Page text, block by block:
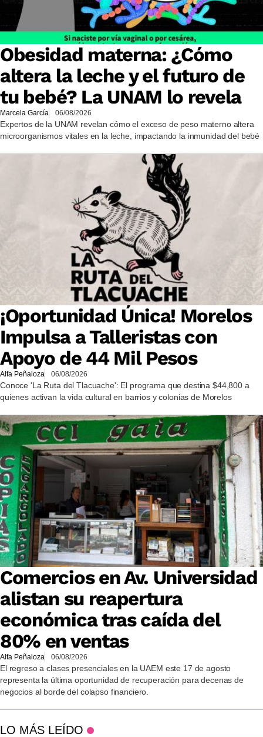
Obesidad materna: ¿Cómo
altera la leche y el futuro de
tu bebé? La UNAM lo revela
Marcela García 06/08/2026
Expertos de la UNAM revelan cómo el exceso de peso materno altera
microorganismos vitales en la leche, impactando la inmunidad del bebé
¡Oportunidad Única! Morelos
Impulsa a Talleristas con
Apoyo de 44 Mil Pesos
Alfa Peñaloza 06/08/2026
Conoce 'La Ruta del Tlacuache': El programa que destina $44,800 a
quienes activan la vida cultural en barrios y colonias de Morelos
Comercios en Av. Universidad
alistan su reapertura
económica tras caída del
80% en ventas
Alfa Peñaloza 06/08/2026
El regreso a clases presenciales en la UAEM este 17 de agosto
representa la última oportunidad de recuperación para decenas de
negocios al borde del colapso financiero.
LO MÁS LEÍDO